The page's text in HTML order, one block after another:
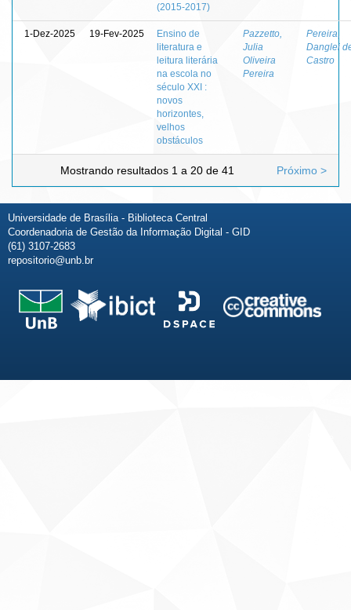
(2015-2017)
1-Dez-2025 19-Fev-2025
Ensino de
literatura e
leitura literária
na escola no
século XXI :
novos
horizontes,
velhos
obstáculos
Pazzetto,
Julia
Oliveira
Pereira
Pereira,
Danglei
Castro
Mostrando resultados 1 a 20 de 41 Próximo >
Universidade de Brasília - Biblioteca Central
Coordenadoria de Gestão da Informação Digital - GID
(61) 3107-2683
repositorio@unb.br